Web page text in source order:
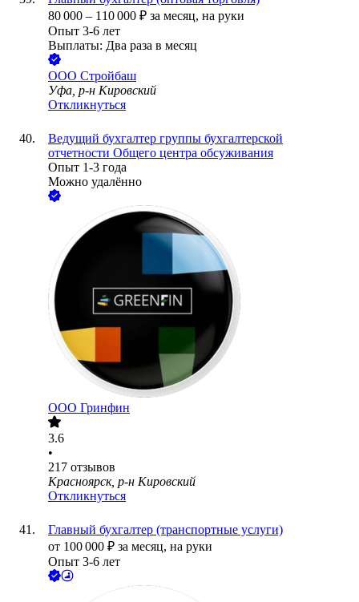
80 000 – 110 000 ₽ за месяц, на руки
Опыт 3-6 лет
Выплаты: Два раза в месяц
ООО Стройбаш
Уфа, р-н Кировский
Откликнуться
Ведущий бухгалтер группы бухгалтерской
отчетности Общего центра обсуживания
Опыт 1-3 года
Можно удалённо
ООО Гринфин
3.6
•
217 отзывов
Красноярск, р-н Кировский
Откликнуться
Главный бухгалтер (транспортные услуги)
от 100 000 ₽ за месяц, на руки
Опыт 3-6 лет